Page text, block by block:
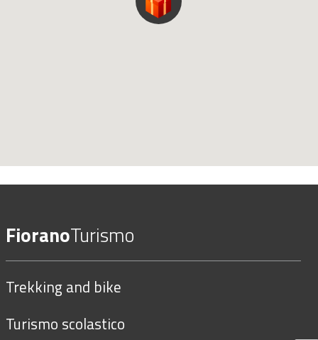
FioranoTurismo
Trekking and bike
Turismo scolastico